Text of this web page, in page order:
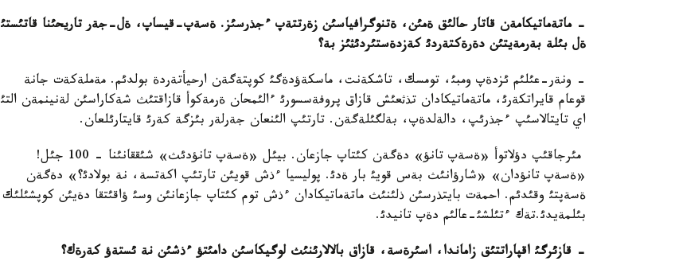
- ماتةماتيكامةن قاتار حالئق ةمئن، ةتنوگرافياسئن زةرتتةپ ءجذرسئز. ةسةپ-قيساپ، ةل-جةر تاريحئنا قاتئستئ
ةل بئلة بةرمةيتئن دةرةكتةردئ كةزدةستئردئثئز بة؟
- ونةر-عئلئم ئزدةپ ومبئ، تومسك، تاشكةنت، ماسكةؤدةگئ كوپتةگةن ارحيأتةردة بولدئم. مةملةكةت جانة
قوعام قايراتكةرئ، ماتةماتيكادان تذثعئش قازاق پروفةسسورئ ءالئمحان ةرمةكوأ قازاقتئث شةكاراسئن لةنينمةن التئ
اي تايتالاسئپ ءجذرئپ، دالةلدةپ، بةلگئلةگةن. تارتئپ الئنعان جةرلةر بئزگة كةرئ قايتارئلعان.
مئرجاقئپ دؤلاتوأ «ةسةپ تانؤ» دةگةن كئتاپ جازعان. بيئل «ةسةپ تانؤدئث» شئققانئنا - 100 جئل!
«ةسةپ تانؤدان» «شارؤانئث بةس قويئ بار ةدئ. پوليسيا ءذش قويئن تارتئپ اكةتسة، نة بولادئ؟» دةگةن
ةسةپتئ وقئدئم. احمةت بايتذرسئن ذلئنئث ماتةماتيكادان ءذش توم كئتاپ جازعانئن وسئ ؤاقئتقا دةيئن كوپشئلئك
بئلمةيدئ.تةك ءتئلشئ-عالئم دةپ تانيدئ.
- قازئرگئ اقپاراتتئق زاماندا، اسئرةسة، قازاق بالالارئنئث لوگيكاسئن دامئتؤ ءذشئن نة ئستةؤ كةرةك؟